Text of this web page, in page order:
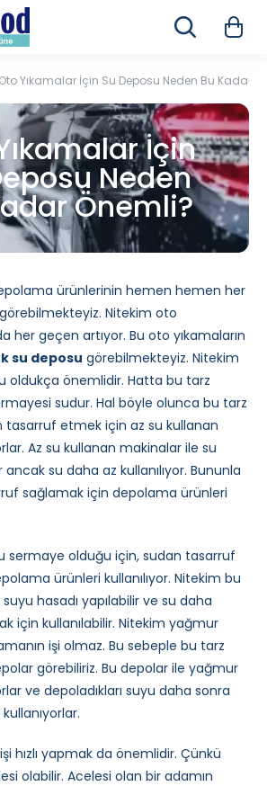
Oto Yıkamalar İçin Su Deposu Neden Bu Kadar
İçin
Neden
Önemli?
ürünlerinin hemen hemen her
görebilmekteyiz. Nitekim oto
her geçen artıyor. Bu oto yıkamaların
su deposu görebilmekteyiz. Nitekim
oldukça önemlidir. Hatta bu tarz
sudur. Hal böyle olunca bu tarz
tasarruf etmek için az su kullanan
Az su kullanan makinalar ile su
ancak su daha az kullanılıyor. Bununla
sağlamak için depolama ürünleri
sermaye olduğu için, sudan tasarruf
ürünleri kullanılıyor. Nitekim bu
hasadı yapılabilir ve su daha
için kullanılabilir. Nitekim yağmur
işi olmaz. Bu sebeple bu tarz
görebiliriz. Bu depolar ile yağmur
ve depoladıkları suyu daha sonra
hızlı yapmak da önemlidir. Çünkü
olabilir. Acelesi olan bir adamın